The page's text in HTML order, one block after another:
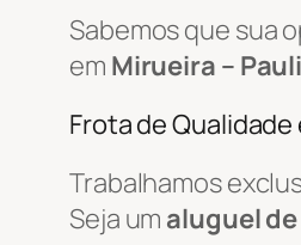
Sabemos que sua
em Mirueira –
Frota de Qualidade
Trabalhamos
Seja um aluguel